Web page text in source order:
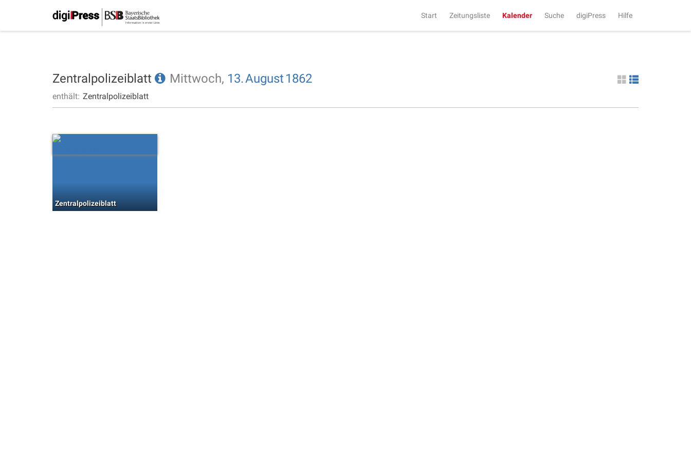
Start Zeitungsliste Kalender Suche digiPress Hilfe
Zentralpolizeiblatt Mittwoch, 13.August 1862
enthält: Zentralpolizeiblatt
Zentralpolizeiblatt